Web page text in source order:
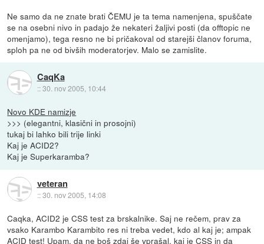
Ne samo da ne znate brati ČEMU je ta tema namenjena, spuščate
se na osebni nivo in padajo že nekateri žaljivi posti (da offtopic ne
omenjamo), tega resno ne bi pričakoval od starejši članov foruma,
sploh pa ne od bivših moderatorjev. Malo se zamislite.
CaqKa
::30. nov 2005, 10:44
Novo KDE namizje
>>> (elegantni, klasični in prosojni)
tukaj bi lahko bili trije linki
Kaj je ACID2?
Kaj je Superkaramba?
veteran
::30. nov 2005, 14:08
Caqka, ACID2 je CSS test za brskalnike. Saj ne rečem, prav za
vsako Karambo Karambito res ni treba vedet, kdo al kaj je; ampak
ACID test! Upam, da ne boš zdaj še vprašal, kaj je CSS in da